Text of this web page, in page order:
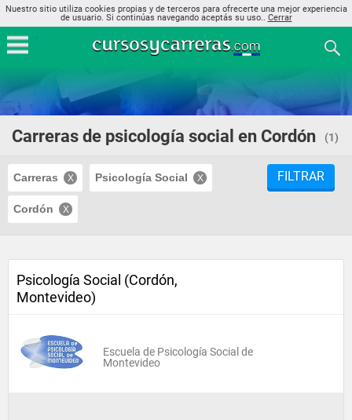
Nuestro sitio utiliza cookies propias y de terceros para ofrecerte una mejor experiencia
de usuario. Si continúas navegando aceptás su uso.. Cerrar
Carreras de psicología social en Cordón (1)
Carreras Psicología Social
Cordón
FILTRAR
Psicología Social (Cordón,
Montevideo)
Escuela de Psicología Social de
Montevideo